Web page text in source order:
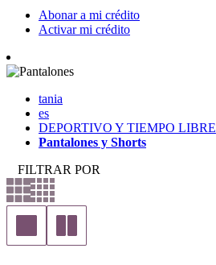
Abonar a mi crédito
Activar mi crédito
tania
es
DEPORTIVO Y TIEMPO LIBRE
Pantalones y Shorts
FILTRAR POR